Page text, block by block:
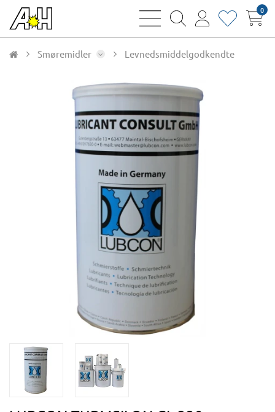
bars
magnifying
user
heart0
Smøremidler Levnedsmiddelgodkendte